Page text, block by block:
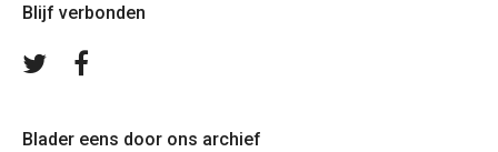
Blijf verbonden
Volg
Blader eens door ons archief